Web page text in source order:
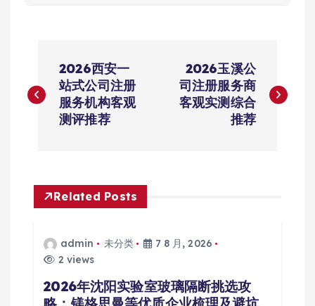
章
2026西安一
站式公司注册
服务机构客观
测评推荐
2026玉溪公
司注册服务商
客观实测综合
推荐
Related Posts
admin 未分类
7 8 月, 2026
2 views
2026年沈阳实验室玻璃隔断挑选攻